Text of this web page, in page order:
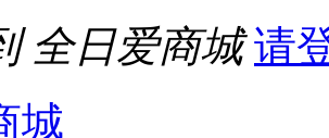
全日爱商城 请
城